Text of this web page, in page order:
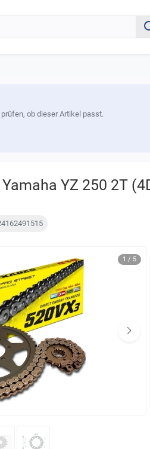
ob dieser Artikel passt.
YZ 250 2T
1 / 5